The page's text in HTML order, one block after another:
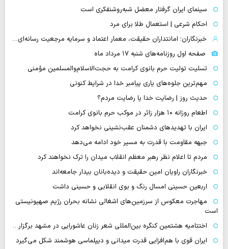
سینمای ایران گرفتار معضل شبه‌روشنفکری است
احکام شرعی | استعمال طلا برای مرد
خبرنگاران؛ امانتداران حقیقت، معمار اعتماد و سرمایه مرجعیت رسانه‌ای…
صفحه اول روزنامه‌های شنبه ۱۷ مرداد ماه
تسلیت تولیت حرم بانوی کرامت به حجت‌الاسلام‌والمسلمین مؤمنی
مهم‌ترین جلوه‌های یاری پیامبر خدا در شرایط کنونی
حدیث روز | رضایت خدا یا رضایت مردم؟
اطعام روزانه ۱۰ هزار زائر در موکب حرم بانوی کرامت
ایران با تهدیدهای دشمنان عقب‌نشینی نخواهد کرد
جبهه مقاومت با قدرت به مسیر خود ادامه می‌دهد
مردم تا اعلام نظر رهبر معظم انقلاب میدان را ترک نخواهند کرد
خبرنگاران راویان امین حقیقت و دیده‌بانان بیدار جامعه‌اند
اربعین حسینی امسال رنگ و بوی انقلابی و حسینی داشت
مهاجرت معکوس از سرزمین‌های اشغالی نشانه بحران رژیم صهیونیستی
است
اختتامیه هشتمین کنگره بین‌المللی شعر زنان عاشورایی در مشهد برگزار…
ایران قوی با هم‌افزایی قدرت میدانی و دیپلماسی هوشمند شکل می‌گیرد